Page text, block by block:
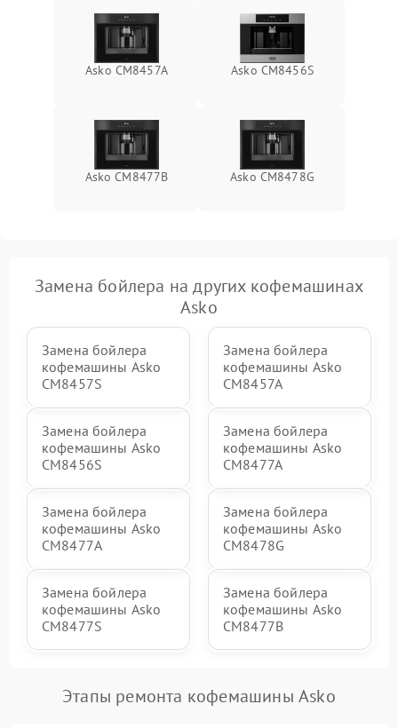
Asko CM8457A Asko CM8456S
Asko CM8477B Asko CM8478G
Замена бойлера на других кофемашинах
Asko
Замена бойлера
кофемашины Asko
CM8457S
Замена бойлера
кофемашины Asko
CM8457A
Замена бойлера
кофемашины Asko
CM8456S
Замена бойлера
кофемашины Asko
CM8477A
Замена бойлера
кофемашины Asko
СМ8477А
Замена бойлера
кофемашины Asko
CM8478G
Замена бойлера
кофемашины Asko
CM8477S
Замена бойлера
кофемашины Asko
CM8477B
Этапы ремонта кофемашины Asko